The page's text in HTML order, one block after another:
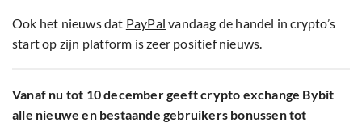
Ook het nieuws dat PayPal vandaag de handel in crypto’s
start op zijn platform is zeer positief nieuws.
Vanaf nu tot 10 december geeft crypto exchange Bybit
alle nieuwe en bestaande gebruikers bonussen tot